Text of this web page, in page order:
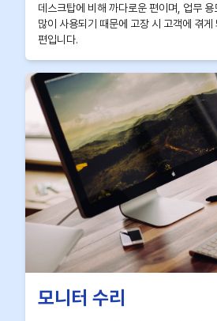
데스크탑에 비해 까다로운 편이며, 업무 용
많이 사용되기 때문에 고장 시 고객에 겪게
편입니다.
모니터 수리